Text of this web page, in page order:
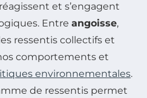
et s’engagent
Entre angoisse,
ressentis collectifs et
comportements et
environnementales.
de ressentis permet